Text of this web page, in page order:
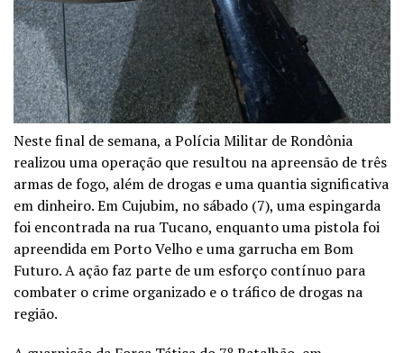
Neste final de semana, a Polícia Militar de Rondônia
realizou uma operação que resultou na apreensão de três
armas de fogo, além de drogas e uma quantia significativa
em dinheiro. Em Cujubim, no sábado (7), uma espingarda
foi encontrada na rua Tucano, enquanto uma pistola foi
apreendida em Porto Velho e uma garrucha em Bom
Futuro. A ação faz parte de um esforço contínuo para
combater o crime organizado e o tráfico de drogas na
região.